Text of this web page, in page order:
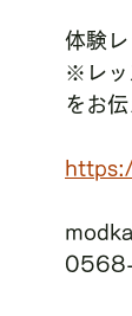
体験
※レッ
をお